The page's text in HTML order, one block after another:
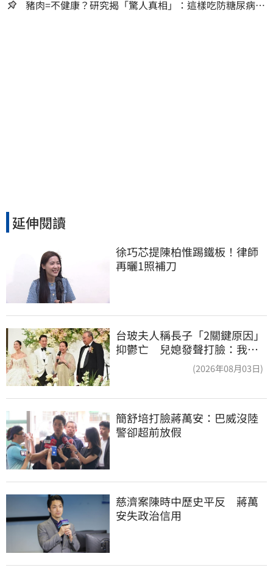
豬肉=不健康？研究揭「驚人真相」：這樣吃防糖尿病、
延伸閱讀
徐巧芯提陳柏惟踢鐵板！律師
再曬1照補刀
台玻夫人稱長子「2關鍵原因」
抑鬱亡 兒媳發聲打臉：我從
(2026年08月03日)
簡舒培打臉蔣萬安：巴威沒陸
警卻超前放假
慈濟案陳時中歷史平反　蔣萬
安失政治信用